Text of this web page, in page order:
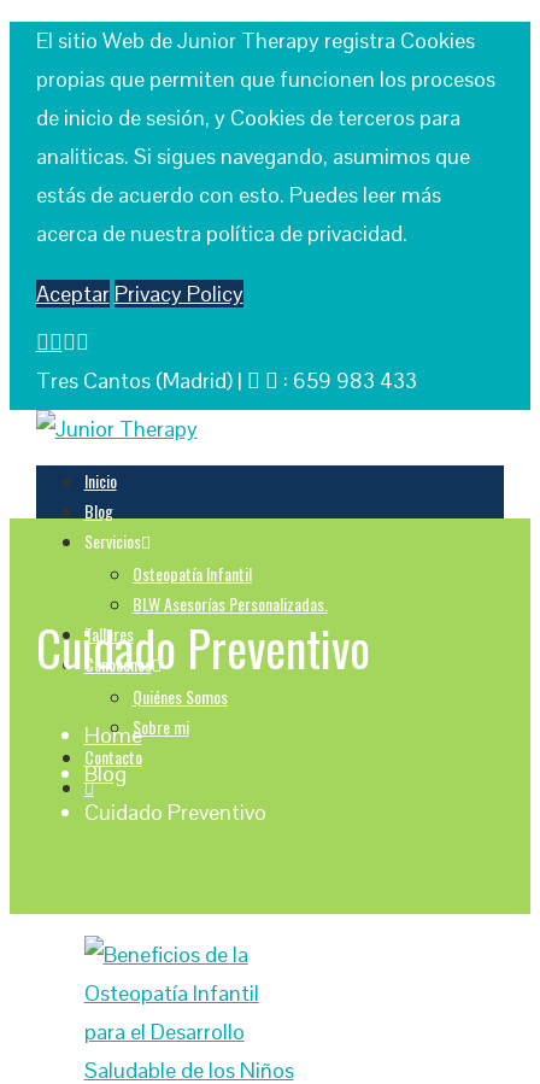
El sitio Web de Junior Therapy registra Cookies
propias que permiten que funcionen los procesos
de inicio de sesión, y Cookies de terceros para
analiticas. Si sigues navegando, asumimos que
estás de acuerdo con esto. Puedes leer más
acerca de nuestra política de privacidad.
Aceptar Privacy Policy
Tres Cantos (Madrid) | : 659 983 433
Inicio
Blog
Servicios
Osteopatía Infantil
BLW Asesorías Personalizadas.
Talleres
Conocenos
Quiénes Somos
Sobre mi
Contacto
Cuidado Preventivo
Home
Blog
Cuidado Preventivo